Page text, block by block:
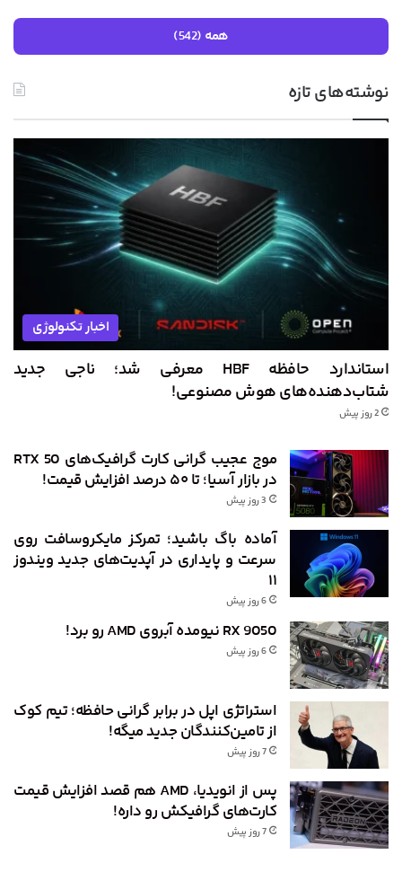
همه (542)
نوشته‌های تازه
اخبار تکنولوژی
استاندارد حافظه HBF معرفی شد؛ ناجی جدید
شتاب‌دهنده‌های هوش مصنوعی!
2 روز پیش
موج عجیب گرانی کارت گرافیک‌های RTX 50
در بازار آسیا؛ تا ۵۰ درصد افزایش قیمت!
3 روز پیش
آماده باگ باشید؛ تمرکز مایکروسافت روی
سرعت و پایداری در آپدیت‌های جدید ویندوز
۱۱
6 روز پیش
RX 9050 نیومده آبروی AMD رو برد!
6 روز پیش
استراتژی اپل در برابر گرانی حافظه؛ تیم کوک
از تامین‌کنندگان جدید میگه!
7 روز پیش
پس از انویدیا، AMD هم قصد افزایش قیمت
کارت‌های گرافیکش رو داره!
7 روز پیش